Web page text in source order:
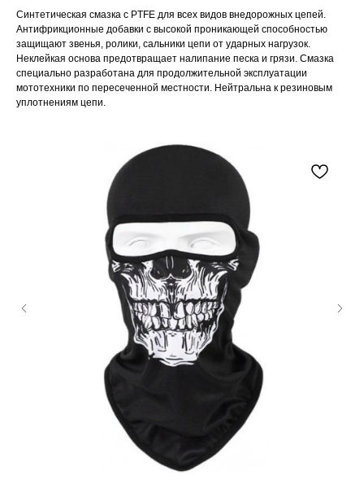
Синтетическая смазка с PTFE для всех видов внедорожных цепей.
Антифрикционные добавки с высокой проникающей способностью
защищают звенья, ролики, сальники цепи от ударных нагрузок.
Неклейкая основа предотвращает налипание песка и грязи. Смазка
специально разработана для продолжительной эксплуатации
мототехники по пересеченной местности. Нейтральна к резиновым
уплотнениям цепи.